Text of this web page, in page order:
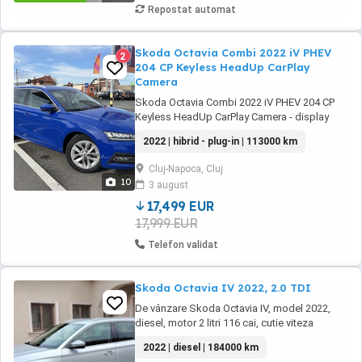
Repostat automat
10
2
Skoda Octavia Combi 2022 iV PHEV
204 CP Keyless HeadUp CarPlay
Camera
Skoda Octavia Combi 2022 iV PHEV 204 CP
Keyless HeadUp CarPlay Camera - display
DEDUCTIBIL! 14500 EUR + TVA RAR efectuat!
Intre timp inmatriculat definitiv! REVIZIE facuta
in noiembrie 2025! ANVELOPE NOI ALL
SEASON MONTATE pe 19.11. Cele second de
vara le ...
2022 | hibrid - plug-in | 113000 km
Cluj-Napoca, Cluj
3 august
17,499 EUR
17,999 EUR
Telefon validat
Skoda Octavia IV 2022, 2.0 TDI
De vânzare Skoda Octavia IV, model 2022,
diesel, motor 2 litri 116 cai, cutie viteza
persoană fizică, înmatriculată, folosita foarte
2022 | diesel | 184000 km